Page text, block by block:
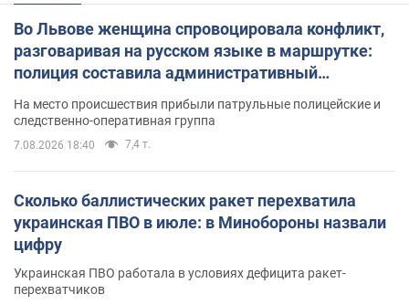
Во Львове женщина спровоцировала конфликт,
разговаривая на русском языке в маршрутке:
полиция составила административный
На место происшествия прибыли патрульные полицейские и
следственно-оперативная группа
7.08.2026 18:40 7,4 т.
Сколько баллистических ракет перехватила
украинская ПВО в июле: в Минобороны назвали
цифру
Украинская ПВО работала в условиях дефицита ракет-
перехватчиков